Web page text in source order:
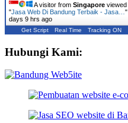
A visitor from Singapore viewed
"Jasa Web Di Bandung Terbaik - Jasa… "
days 9 hrs ago
Get Script Real Time Tracking ON
Hubungi Kami: